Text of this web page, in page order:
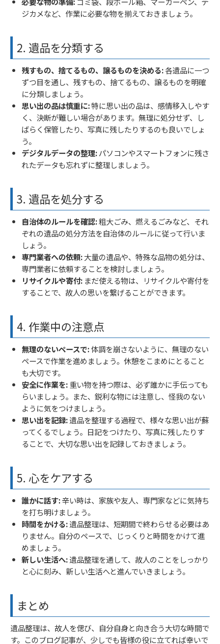
ジカメなど、作業に必要な物を揃えておきましょう。
2. 遺品を分類する
残すもの、捨てるもの、譲るものを決める:各遺品に一つ
ずつ目を通し、残すもの、捨てるもの、譲るものを明確
に分類しましょう。
思い出の品は慎重に:特に思い出の品は、感情移入しやす
く、決断が難しい場合があります。無理に処分せず、し
ばらく保管したり、写真に残したりするのも良いでしょ
う。
デジタルデータの整理:パソコンやスマートフォンに残さ
れたデータも忘れずに整理しましょう。
3. 遺品を処分する
自治体のルールを確認:粗大ごみ、燃えるごみなど、それ
ぞれの遺品の処分方法を自治体のルールに従って行いま
しょう。
専門業者への依頼:大量の遺品や、特殊な品物の処分は、
専門業者に依頼することを検討しましょう。
リサイクルや寄付: まだ使える物は、リサイクルや寄付を
することで、故人の思いを繋げることができます。
4. 作業中の注意点
無理のないペースで:体調を崩さないように、無理のない
ペースで作業を進めましょう。休憩をこまめにとること
も大切です。
安全に作業を:重い物を持つ際は、必ず誰かに手伝っても
らいましょう。また、鋭利な物には注意し、怪我のない
ように気をつけましょう。
思い出を記録:遺品を整理する過程で、様々な思い出が蘇
ってくるでしょう。日記をつけたり、写真に残したりす
ることで、大切な思い出を記録しておきましょう。
5. 心をケアする
誰かに話す:辛い時は、家族や友人、専門家などに気持ち
を打ち明けましょう。
時間をかける:遺品整理は、短期間で終わらせる必要はあ
りません。自分のペースで、じっくりと時間をかけて進
めましょう。
新しい生活へ:遺品整理を通して、故人のことをしっかり
と心に刻み、新しい生活へと進んでいきましょう。
まとめ
遺品整理は、故人を偲び、自分自身と向き合う大切な時間で
す。このブログ記事が、少しでも皆様の役に立てれば幸いで